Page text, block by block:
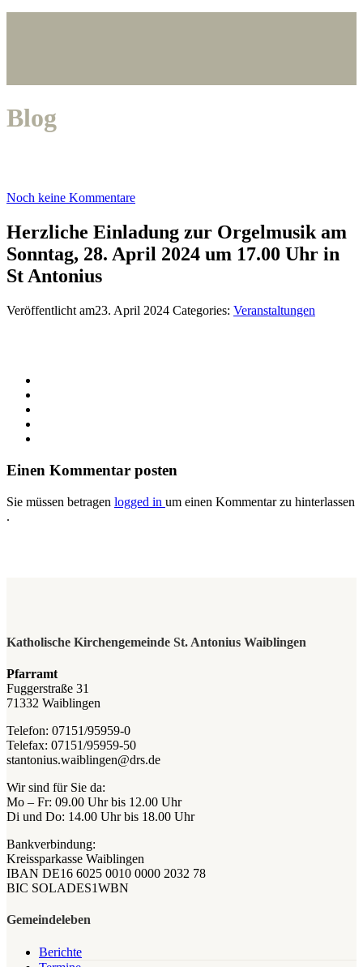
Blog
Noch keine Kommentare
Herzliche Einladung zur Orgelmusik am
Sonntag, 28. April 2024 um 17.00 Uhr in
St Antonius
Veröffentlicht am23. April 2024 Categories: Veranstaltungen
Einen Kommentar posten
Sie müssen betragen logged in um einen Kommentar zu hinterlassen
.
Katholische Kirchengemeinde St. Antonius Waiblingen
Pfarramt
Fuggerstraße 31
71332 Waiblingen
Telefon: 07151/95959-0
Telefax: 07151/95959-50
stantonius.waiblingen@drs.de
Wir sind für Sie da:
Mo – Fr: 09.00 Uhr bis 12.00 Uhr
Di und Do: 14.00 Uhr bis 18.00 Uhr
Bankverbindung:
Kreissparkasse Waiblingen
IBAN DE16 6025 0010 0000 2032 78
BIC SOLADES1WBN
Gemeindeleben
Berichte